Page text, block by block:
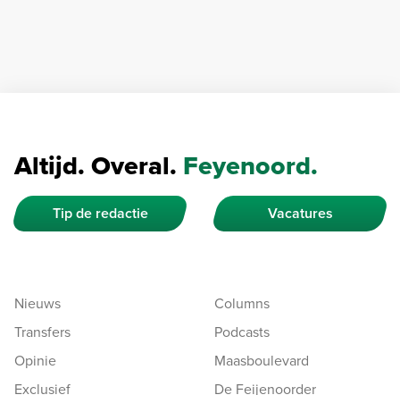
Altijd. Overal. Feyenoord.
Tip de redactie Vacatures
Nieuws
Transfers
Opinie
Exclusief
Columns
Podcasts
Maasboulevard
De Feijenoorder